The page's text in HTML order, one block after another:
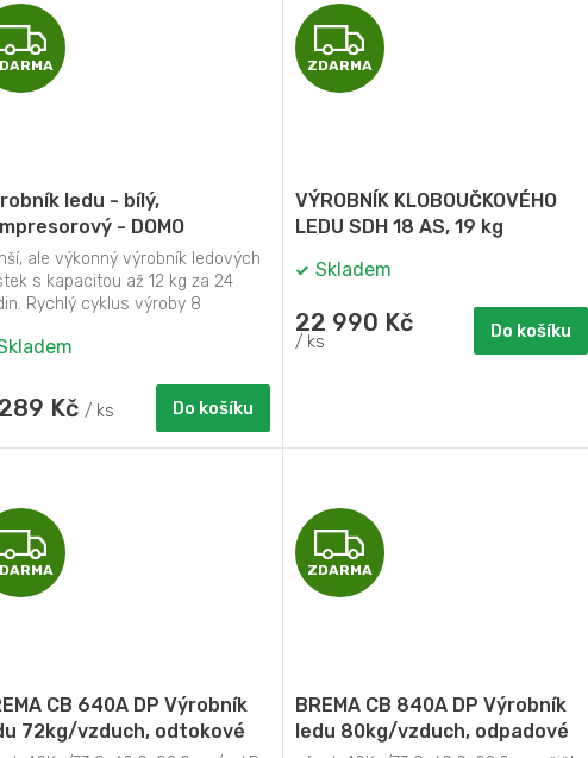
Z
D
R
M
A
ledu - bílý,
- DOMO
12 kg/24 h, nádržka
l, příprava 8 minut, oválný
ale výkonný výrobník ledových
s kapacitou až 12 kg za 24
Rychlý cyklus výroby 8
Kč / ks Do košíku
Z
D
R
M
A
ZDARMA
VÝROBNÍK KLOBOUČKOVÉHO
LEDU SDH 18 AS, 19 kg
Skladem
22 990 Kč
/ ks
Do košíku
Z
D
R
M
CB 640A DP Výrobník
72kg/vzduch, odtokové
Z
D
R
M
ZDARMA
BREMA CB 840A DP Výrobník
ledu 80kg/vzduch, odpadové